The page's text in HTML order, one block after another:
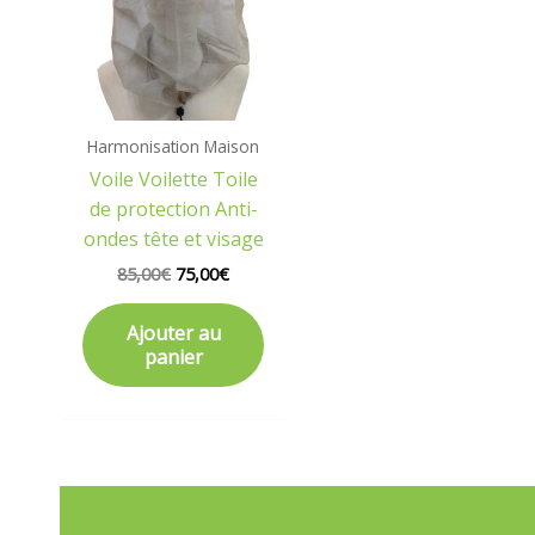
Harmonisation Maison
Voile Voilette Toile
de protection Anti-
ondes tête et visage
85,00€ 75,00€
Ajouter au
panier